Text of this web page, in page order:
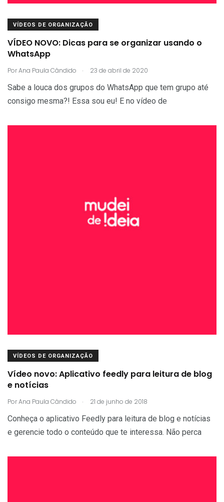
VÍDEOS DE ORGANIZAÇÃO
VÍDEO NOVO: Dicas para se organizar usando o
WhatsApp
PorAna Paula Cândido . 23 de abril de 2020
Sabe a louca dos grupos do WhatsApp que tem grupo até
consigo mesma?! Essa sou eu! E no vídeo de
VÍDEOS DE ORGANIZAÇÃO
Vídeo novo: Aplicativo feedly para leitura de blog
e notícias
PorAna Paula Cândido . 21 de junho de 2018
Conheça o aplicativo Feedly para leitura de blog e notícias
e gerencie todo o conteúdo que te interessa. Não perca